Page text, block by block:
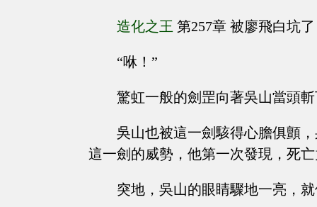
造化之王 第257章 被廖飛白坑了
“咻！”
驚虹一般的劍罡向著吳山當頭
吳山也被這一劍駭得心膽俱顫
這一劍的威勢，他第一次發現，死
突地，吳山的眼睛驟地一亮，